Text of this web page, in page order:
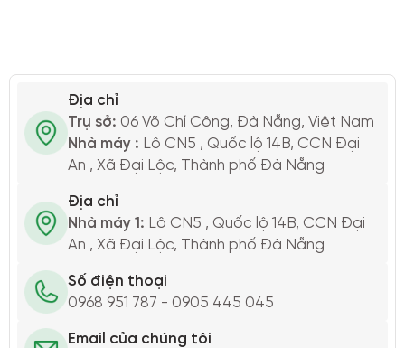
Địa chỉ
Trụ sở: 06 Võ Chí Công, Đà Nẵng, Việt Nam
Nhà máy : Lô CN5 , Quốc lộ 14B, CCN Đại
An , Xã Đại Lộc, Thành phố Đà Nẵng
Địa chỉ
Nhà máy 1: Lô CN5 , Quốc lộ 14B, CCN Đại
An , Xã Đại Lộc, Thành phố Đà Nẵng
Số điện thoại
0968 951 787 - 0905 445 045
Email của chúng tôi